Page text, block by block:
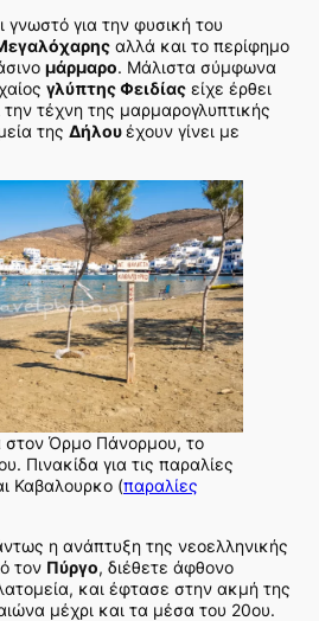
γνωστό για την φυσική του
αλλά και το περίφημο
μάρμαρο. Μάλιστα σύμφωνα
γλύπτης Φειδίας είχε έρθει
την τέχνη της μαρμαρογλυπτικής
της Δήλουέχουν γίνει με
στον Όρμο Πάνορμου, το
Πινακίδα για τις παραλίες
Καβαλουρκο (παραλίες
η ανάπτυξη της νεοελληνικής
τον Πύργο, διέθετε άφθονο
και έφτασε στην ακμή της
μέχρι και τα μέσα του 20ου.